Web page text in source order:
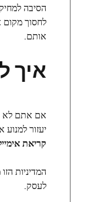
הסיבה
לחסוך
אותם.
איך
אם אתם לא
יעזור
קריאת
המדיניות
לעסק.